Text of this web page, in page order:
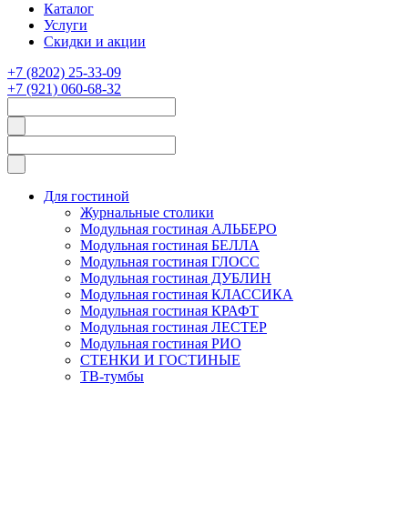
Каталог
Услуги
Скидки и акции
+7 (8202) 25-33-09
+7 (921) 060-68-32
Для гостиной
Журнальные столики
Модульная гостиная АЛЬБЕРО
Модульная гостиная БЕЛЛА
Модульная гостиная ГЛОСС
Модульная гостиная ДУБЛИН
Модульная гостиная КЛАССИКА
Модульная гостиная КРАФТ
Модульная гостиная ЛЕСТЕР
Модульная гостиная РИО
СТЕНКИ И ГОСТИНЫЕ
ТВ-тумбы